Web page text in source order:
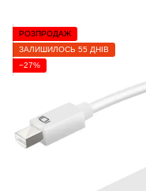
РОЗПРОДАЖ
ЗАЛИШИЛОСЬ 55 ДНІВ
−27%